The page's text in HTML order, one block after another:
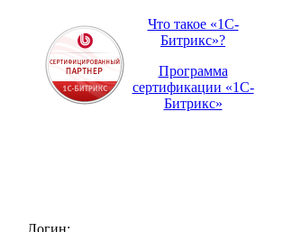
Что такое «1С-
Битрикс»?
Программа
сертификации «1С-
Битрикс»
Логин: